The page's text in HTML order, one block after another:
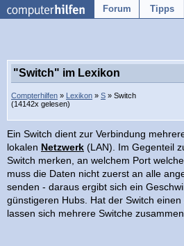
Forum Tipps
"Switch" im Lexikon
Compterhilfen » Lexikon » S » Switch
(14142x gelesen)
Ein Switch dient zur Verbindung
lokalen Netzwerk (LAN). Im Gegenteil
Switch merken, an welchem Port
muss die Daten nicht zuerst an alle
senden - daraus ergibt sich ein
günstigeren Hubs. Hat der Switch einen
lassen sich mehrere Switche